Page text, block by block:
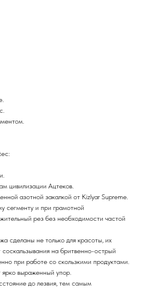
цивилизации Ацтеков.
азотной закалкой от Kizlyar Supreme.
сегменту и при грамотной
рез без необходимости частой
сделаны не только для красоты, их
на бритвенно-острый
при работе со скользкими продуктами.
выраженный упор.
до лезвия, тем самым